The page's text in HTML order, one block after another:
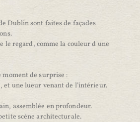
Dublin sont faites de façades
le regard, comme la couleur d'une
moment de surprise :
une lueur venant de l’intérieur.
assemblée en profondeur.
scène architecturale.